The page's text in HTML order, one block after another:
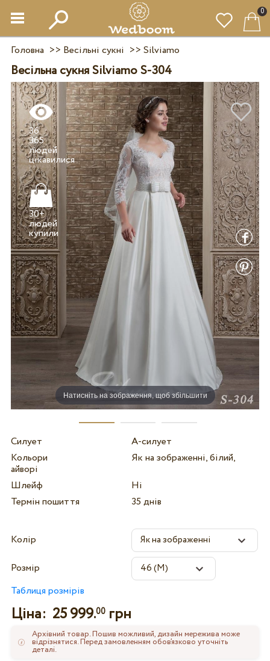
0
Головна >> Весільні сукні >> Silviamo
Весільна сукня Silviamo S-304
Натисніть на зображення, щоб збільшити
36
365
людей
цікавилися
30+
людей
Силует
А-силует
Кольори
Як на зображенні, білий,
айворі
Шлейф
Ні
Термін пошиття
35 днів
Колір
Розмір
Таблиця розмірів
Ціна: 25 999.00грн
Архівний товар. Пошив можливий, дизайн мережива може
відрізнятися. Перед замовленням обов’язково уточніть
деталі.